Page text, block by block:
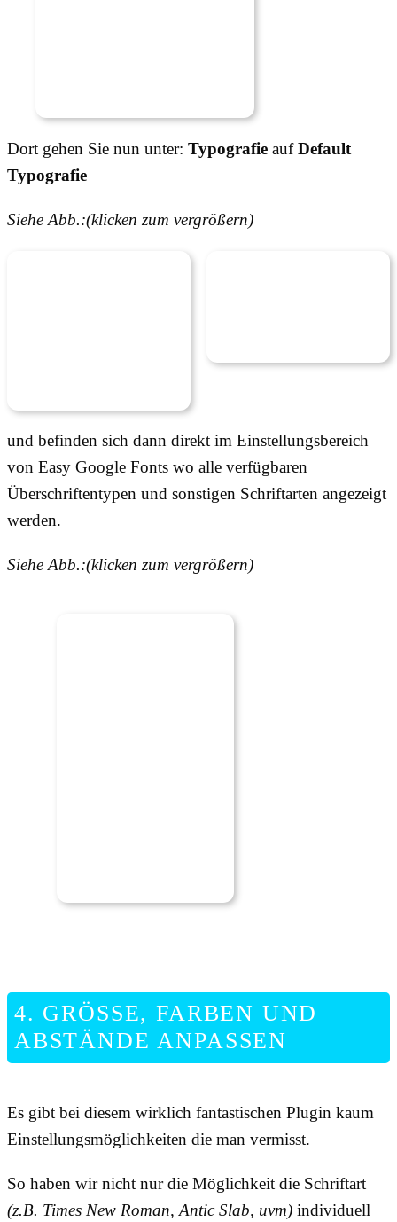
Dort gehen Sie nun unter: Typografie aufDefault
Typografie
Siehe Abb.:(klicken zum vergrößern)
und befinden sich dann direkt im Einstellungsbereich
von Easy Google Fonts wo alle verfügbaren
Überschriftentypen und sonstigen Schriftarten angezeigt
werden.
Siehe Abb.:(klicken zum vergrößern)
4. GRÖSSE, FARBEN UND A
BSTÄNDE ANPASSEN
Es gibt bei diesem wirklich fantastischen Plugin kaum
Einstellungsmöglichkeiten die man vermisst.
So haben wir nicht nur die Möglichkeit die Schriftart
(z.B. Times New Roman, Antic Slab, uvm) individuell